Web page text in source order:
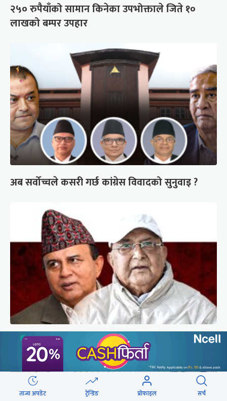
२५० रुपैयाँको सामान किनेका उपभोक्ताले जिते १०
लाखको बम्पर उपहार
अब सर्वोच्चले कसरी गर्छ कांग्रेस विवादको सुनुवाइ ?
गुन्डुमा अड्किए एमाले पुनर्गठनका प्रस्तावहरू
ताजा अपडेट ट्रेन्डिङ प्रोफाइल सर्च